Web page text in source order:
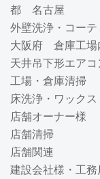
都 名古屋
外壁洗浄・コー
大阪府 倉庫工場
天井吊下形エアコ
工場・倉庫清掃
床洗浄・ワック
店舗オーナー様
店舗清掃
店舗関連
建設会社様・工務